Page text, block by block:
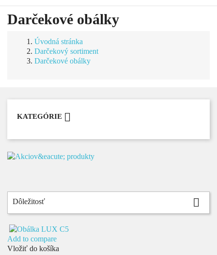
Darčekové obálky
Úvodná stránka
Darčekový sortiment
Darčekové obálky
KATEGÓRIE 
Dôležitosť 
Add to compare
Vložiť do košíka